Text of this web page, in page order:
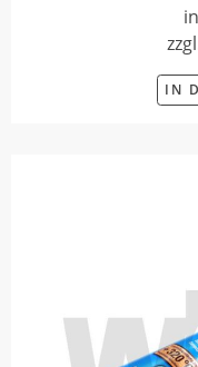
IN